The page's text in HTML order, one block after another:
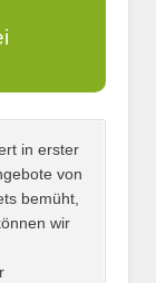
in erster
von
bemüht,
wir